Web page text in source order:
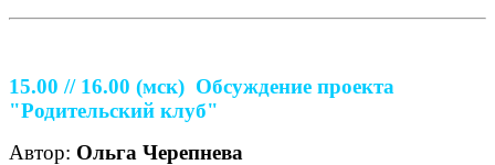
15.00 // 16.00 (мск) Обсуждение проекта
"Родительский клуб"
Автор: Ольга Черепнева